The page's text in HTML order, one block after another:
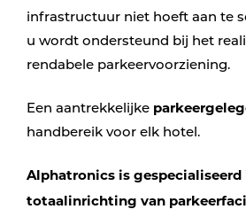
infrastructuur niet hoeft aan te
u wordt ondersteund bij het
rendabele parkeervoorziening.
Een aantrekkelijke
handbereik voor elk hotel.
Alphatronics is gespecialiseerd
totaalinrichting van